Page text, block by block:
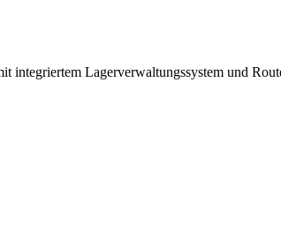
integriertem Lagerverwaltungssystem und